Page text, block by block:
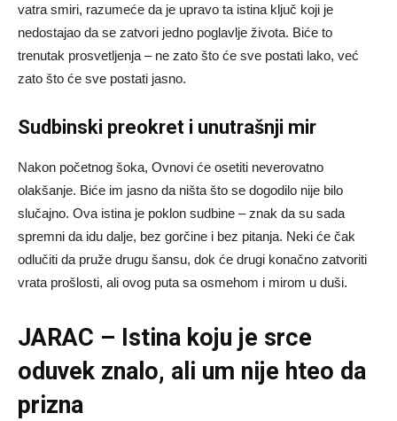
vatra smiri, razumeće da je upravo ta istina ključ koji je
nedostajao da se zatvori jedno poglavlje života. Biće to
trenutak prosvetljenja – ne zato što će sve postati lako, već
zato što će sve postati jasno.
Sudbinski preokret i unutrašnji mir
Nakon početnog šoka, Ovnovi će osetiti neverovatno
olakšanje. Biće im jasno da ništa što se dogodilo nije bilo
slučajno. Ova istina je poklon sudbine – znak da su sada
spremni da idu dalje, bez gorčine i bez pitanja. Neki će čak
odlučiti da pruže drugu šansu, dok će drugi konačno zatvoriti
vrata prošlosti, ali ovog puta sa osmehom i mirom u duši.
JARAC – Istina koju je srce
oduvek znalo, ali um nije hteo da
prizna